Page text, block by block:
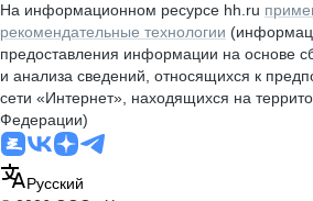
На информационном ресурсе hh.ru
рекомендательные технологии
предоставления информации на основе
и анализа сведений, относящихся к
сети «Интернет», находящихся на
Федерации)
Русский